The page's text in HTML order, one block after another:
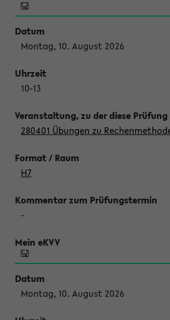
Montag, 10. August 2026
10-13
280401 Übungen zu
H7
-
Montag, 10. August 2026